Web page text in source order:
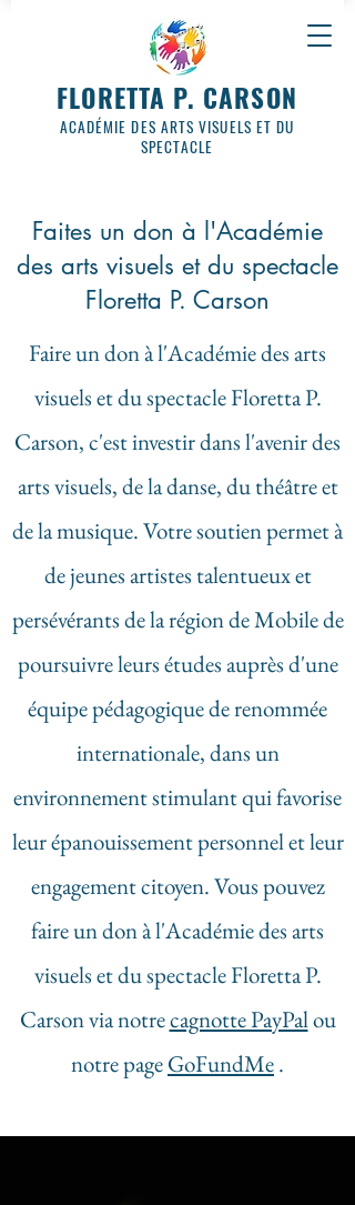
FLORETTA P. CARSON
ACADÉMIE DES ARTS VISUELS ET DU
SPECTACLE
Faites un don à l'Académie
des arts visuels et du spectacle
Floretta P. Carson
Faire un don à l'Académie des arts
visuels et du spectacle Floretta P.
Carson, c'est investir dans l'avenir des
arts visuels, de la danse, du théâtre et
de la musique. Votre soutien permet à
de jeunes artistes talentueux et
persévérants de la région de Mobile de
poursuivre leurs études auprès d'une
équipe pédagogique de renommée
internationale, dans un
environnement stimulant qui favorise
leur épanouissement personnel et leur
engagement citoyen. Vous pouvez
faire un don à l'Académie des arts
visuels et du spectacle Floretta P.
Carson via notrecagnotte PayPalou
notre pageGoFundMe.